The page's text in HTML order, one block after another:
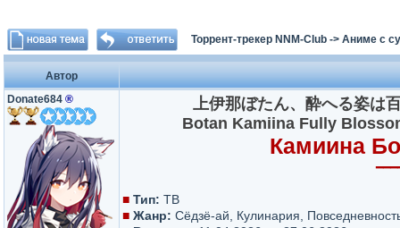
Торрент-трекер NNM-Club -> Аниме с
Автор
Donate684 ®
上伊那ぼたん、酔へる姿は
Botan Kamiina Fully
Камиина
■ Тип: ТВ
■ Жанр: Сёдзё-ай, Кулинария,